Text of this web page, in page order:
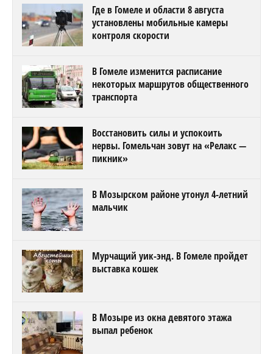
Где в Гомеле и области 8 августа
установлены мобильные камеры
контроля скорости
В Гомеле изменится расписание
некоторых маршрутов общественного
транспорта
Восстановить силы и успокоить
нервы. Гомельчан зовут на «Релакс —
пикник»
В Мозырском районе утонул 4-летний
мальчик
Мурчащий уик-энд. В Гомеле пройдет
выставка кошек
В Мозыре из окна девятого этажа
выпал ребенок